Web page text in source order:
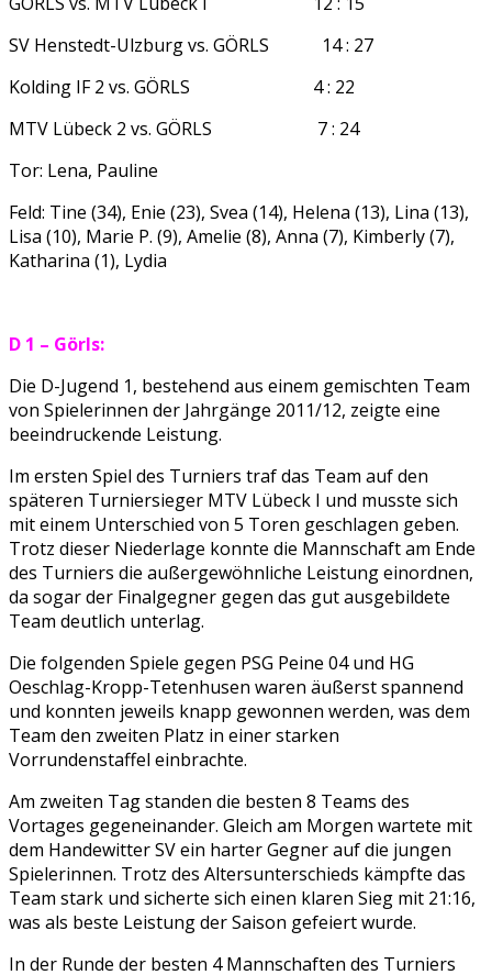
SV Henstedt-Ulzburg vs. GÖRLS 14 : 27
Kolding IF 2 vs. GÖRLS 4 : 22
MTV Lübeck 2 vs. GÖRLS 7 : 24
Tor: Lena, Pauline
Feld: Tine (34), Enie (23), Svea (14), Helena (13), Lina (13),
Lisa (10), Marie P. (9), Amelie (8), Anna (7), Kimberly (7),
Katharina (1), Lydia
D 1 – Görls:
Die D-Jugend 1, bestehend aus einem gemischten Team
von Spielerinnen der Jahrgänge 2011/12, zeigte eine
beeindruckende Leistung.
Im ersten Spiel des Turniers traf das Team auf den
späteren Turniersieger MTV Lübeck I und musste sich
mit einem Unterschied von 5 Toren geschlagen geben.
Trotz dieser Niederlage konnte die Mannschaft am Ende
des Turniers die außergewöhnliche Leistung einordnen,
da sogar der Finalgegner gegen das gut ausgebildete
Team deutlich unterlag.
Die folgenden Spiele gegen PSG Peine 04 und HG
Oeschlag-Kropp-Tetenhusen waren äußerst spannend
und konnten jeweils knapp gewonnen werden, was dem
Team den zweiten Platz in einer starken
Vorrundenstaffel einbrachte.
Am zweiten Tag standen die besten 8 Teams des
Vortages gegeneinander. Gleich am Morgen wartete mit
dem Handewitter SV ein harter Gegner auf die jungen
Spielerinnen. Trotz des Altersunterschieds kämpfte das
Team stark und sicherte sich einen klaren Sieg mit 21:16,
was als beste Leistung der Saison gefeiert wurde.
In der Runde der besten 4 Mannschaften des Turniers